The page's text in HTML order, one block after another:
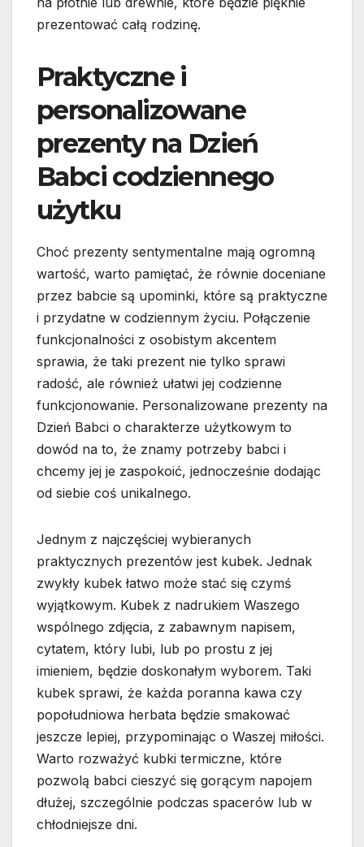
prezentować całą rodzinę.
Praktyczne i
personalizowane
prezenty na Dzień
Babci codziennego
użytku
Choć prezenty sentymentalne mają ogromną
wartość, warto pamiętać, że równie doceniane
przez babcie są upominki, które są praktyczne
i przydatne w codziennym życiu. Połączenie
funkcjonalności z osobistym akcentem
sprawia, że taki prezent nie tylko sprawi
radość, ale również ułatwi jej codzienne
funkcjonowanie. Personalizowane prezenty na
Dzień Babci o charakterze użytkowym to
dowód na to, że znamy potrzeby babci i
chcemy jej je zaspokoić, jednocześnie dodając
od siebie coś unikalnego.
Jednym z najczęściej wybieranych
praktycznych prezentów jest kubek. Jednak
zwykły kubek łatwo może stać się czymś
wyjątkowym. Kubek z nadrukiem Waszego
wspólnego zdjęcia, z zabawnym napisem,
cytatem, który lubi, lub po prostu z jej
imieniem, będzie doskonałym wyborem. Taki
kubek sprawi, że każda poranna kawa czy
popołudniowa herbata będzie smakować
jeszcze lepiej, przypominając o Waszej miłości.
Warto rozważyć kubki termiczne, które
pozwolą babci cieszyć się gorącym napojem
dłużej, szczególnie podczas spacerów lub w
chłodniejsze dni.